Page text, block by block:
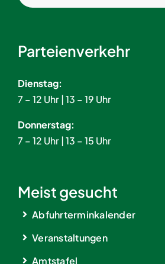
Parteienverkehr
Dienstag:
7 – 12 Uhr | 13 – 19 Uhr
Donnerstag:
7 – 12 Uhr | 13 – 15 Uhr
Meist gesucht
Abfuhrterminkalender
Veranstaltungen
Amtstafel